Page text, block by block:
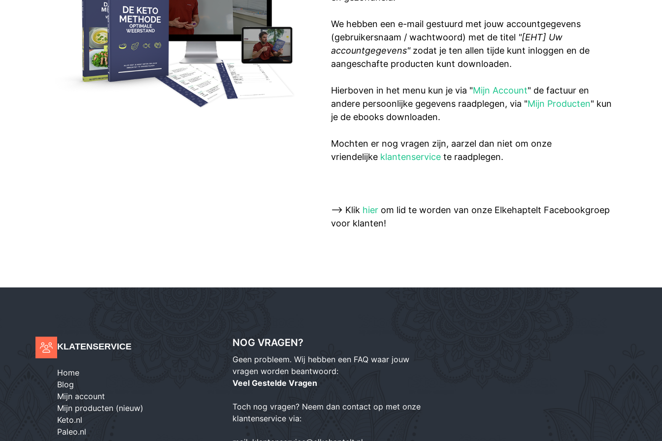
We hebben een e-mail gestuurd met jouw accountgegevens
(gebruikersnaam / wachtwoord) met de titel "[EHT] Uw
accountgegevens"zodat je ten allen tijde kunt inloggen en de
aangeschafte producten kunt downloaden.
Hierboven in het menu kun je via "Mijn Account" de factuur en
andere persoonlijke gegevens raadplegen, via "Mijn Producten" kun
je de ebooks downloaden.
Mochten er nog vragen zijn, aarzel dan niet om onze
vriendelijke klantenservice te raadplegen.
--> Klik hier om lid te worden van onze Elkehaptelt Facebookgroep
voor klanten!
KLATENSERVICE
Home
Blog
Mijn account
Mijn producten (nieuw)
Keto.nl
Paleo.nl
NOG VRAGEN?
Geen probleem. Wij hebben een FAQ waar jouw
vragen worden beantwoord:
Veel Gestelde Vragen
Toch nog vragen? Neem dan contact op met onze
klantenservice via: